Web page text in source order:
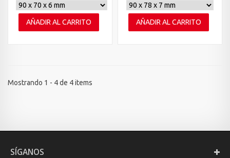
AÑADIR AL CARRITO AÑADIR AL CARRITO
Mostrando 1 - 4 de 4 items
SÍGANOS